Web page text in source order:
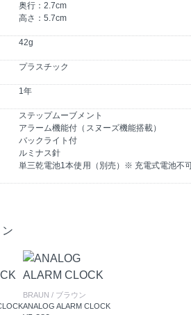
奥行：2.7cm
高さ：5.7cm
42g
プラスチック
1年
ステップムーブメント
アラーム機能付（スヌーズ機能搭載）
バックライト付
ルミナス針
単三乾電池1本使用（別売）※ 充電式電池不
BRAUN / ブラウン
ANALOG ALARM CLOCK